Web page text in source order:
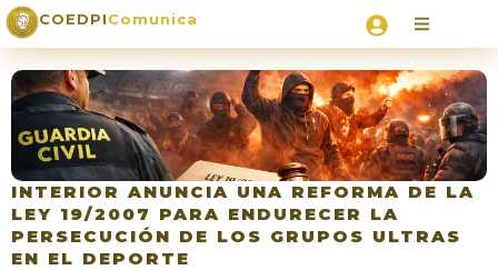
COEDPIComunica
INTERIOR ANUNCIA UNA REFORMA DE LA
LEY 19/2007 PARA ENDURECER LA
PERSECUCIÓN DE LOS GRUPOS ULTRAS
EN EL DEPORTE